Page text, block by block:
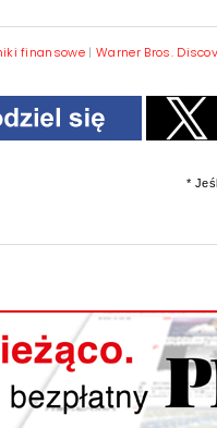
finansowe |Warner Bros.
*